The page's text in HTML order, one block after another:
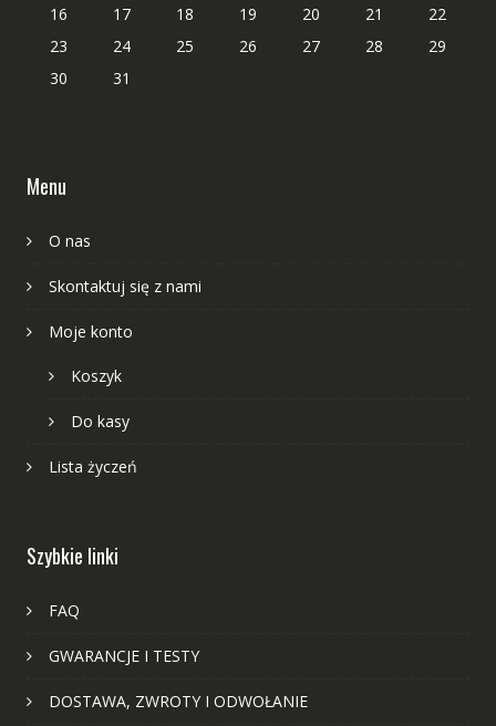
16
17 18 19 20 21
22
23
24 25 26 27 28
29
30
31
Menu
O nas
Skontaktuj się z nami
Moje konto
Koszyk
Do kasy
Lista życzeń
Szybkie linki
FAQ
GWARANCJE I TESTY
DOSTAWA, ZWROTY I ODWOŁANIE